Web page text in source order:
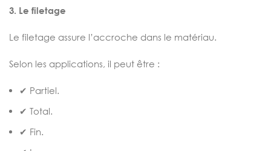
3. Le filetage
Le filetage assure l’accroche dans le matériau.
Selon les applications, il peut être :
✔ Partiel.
✔ Total.
✔ Fin.